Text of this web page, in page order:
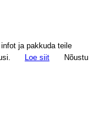
ja pakkuda teile
Loe siit Nõustu